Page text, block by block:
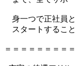
身一つで正社員
スタートするこ
＝＝＝＝＝＝＝＝